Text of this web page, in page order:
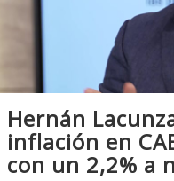
Hernán
inflación en
con un 2,2% a